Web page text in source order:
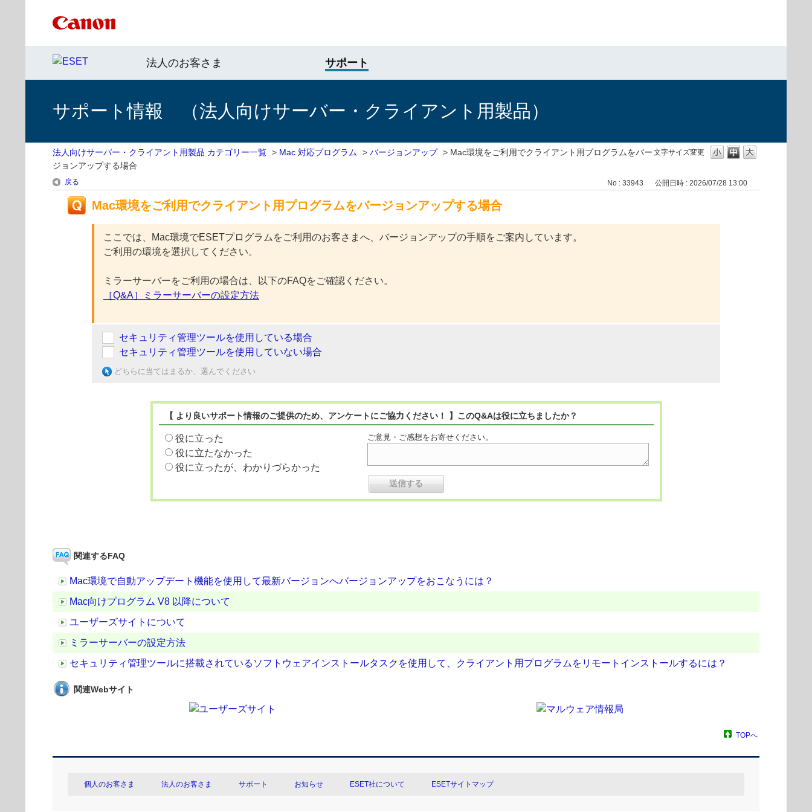
法人のお客さま サポート
サポート情報 （法人向けサーバー・クライアント用製品）
文字サイズ変更
法人向けサーバー・クライアント用製品 カテゴリー一覧 > Mac 対応プログラム > バージョンアップ > Mac環境をご利用でクライアント用プログラムをバー
ジョンアップする場合
戻る No : 33943 公開日時 : 2026/07/28 13:00
Mac環境をご利用でクライアント用プログラムをバージョンアップする場合
ここでは、Mac環境でESETプログラムをご利用のお客さまへ、バージョンアップの手順をご案内しています。
ご利用の環境を選択してください。
ミラーサーバーをご利用の場合は、以下のFAQをご確認ください。
［Q&A］ミラーサーバーの設定方法
セキュリティ管理ツールを使用している場合
セキュリティ管理ツールを使用していない場合
どちらに当てはまるか、選んでください
【 より良いサポート情報のご提供のため、アンケートにご協力ください！ 】このQ&Aは役に立ちましたか？
役に立った
役に立たなかった
役に立ったが、わかりづらかった
ご意見・ご感想をお寄せください。
関連するFAQ
Mac環境で自動アップデート機能を使用して最新バージョンへバージョンアップをおこなうには？
Mac向けプログラム V8 以降について
ユーザーズサイトについて
ミラーサーバーの設定方法
セキュリティ管理ツールに搭載されているソフトウェアインストールタスクを使用して、クライアント用プログラムをリモートインストールするには？
関連Webサイト
TOPへ
個人のお客さま 法人のお客さま サポート お知らせ ESET社について ESETサイトマップ